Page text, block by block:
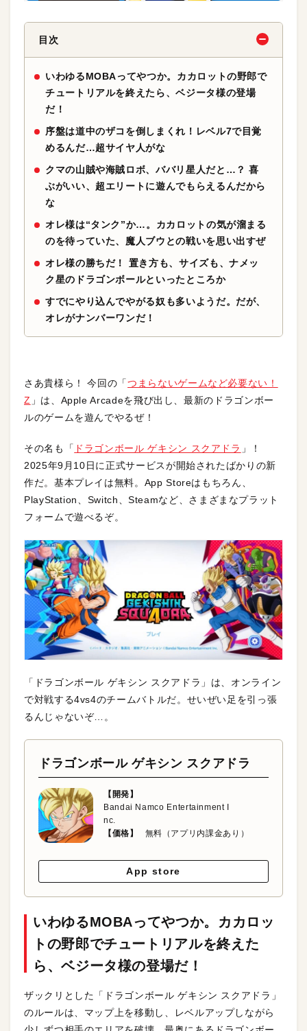
目次
いわゆるMOBAってやつか。カカロットの野郎で
チュートリアルを終えたら、ベジータ様の登場
だ！
序盤は道中のザコを倒しまくれ！レベル7で目覚
めるんだ…超サイヤ人がな
クマの山賊や海賊ロボ、ババリ星人だと…？ 喜
ぶがいい、超エリートに遊んでもらえるんだから
な
オレ様は“タンク”か…。カカロットの気が溜まる
のを待っていた、魔人ブウとの戦いを思い出すぜ
オレ様の勝ちだ！ 置き方も、サイズも、ナメッ
ク星のドラゴンボールといったところか
すでにやり込んでやがる奴も多いようだ。だが、
オレがナンバーワンだ！
さあ貴様ら！ 今回の「つまらないゲームなど必要ない！
Z 」は、Apple Arcadeを飛び出し、最新のドラゴンボー
ルのゲームを遊んでやるぜ！
その名も「 ドラゴンボール ゲキシン スクアドラ 」！
2025年9月10日に正式サービスが開始されたばかりの新
作だ。基本プレイは無料。App Storeはもちろん、
PlayStation、Switch、Steamなど、さまざまなプラット
フォームで遊べるぞ。
「ドラゴンボール ゲキシン スクアドラ」は、オンライン
で対戦する4vs4のチームバトルだ。せいぜい足を引っ張
るんじゃないぞ…。
ドラゴンボール ゲキシン スクアドラ
【開発】
Bandai Namco Entertainment I
nc.
【価格】
無料（アプリ内課金あり）
App store
いわゆるMOBAってやつか。カカロッ
トの野郎でチュートリアルを終えた
ら、ベジータ様の登場だ！
ザックリとした「ドラゴンボール ゲキシン スクアドラ」
のルールは、マップ上を移動し、レベルアップしながら